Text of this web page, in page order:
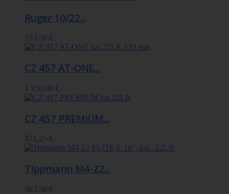
Ruger 10/22...
553,50 €
CZ 457 AT-ONE...
1 150,00 €
CZ 457 PREMIUM...
871,25 €
Tippmann M4-22...
963,50 €